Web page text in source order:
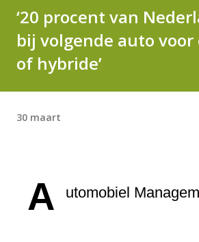
‘20 procent van
bij volgende auto
of hybride’
30 maart
A utomobiel